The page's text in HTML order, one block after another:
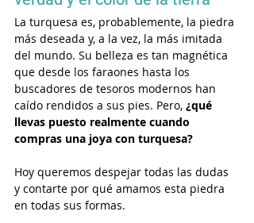
La turquesa es, probablemente, la piedra
más deseada y, a la vez, la más imitada
del mundo. Su belleza es tan magnética
que desde los faraones hasta los
buscadores de tesoros modernos han
caído rendidos a sus pies. Pero, ¿qué
llevas puesto realmente cuando
compras una joya con turquesa?
Hoy queremos despejar todas las dudas
y contarte por qué amamos esta piedra
en todas sus formas.